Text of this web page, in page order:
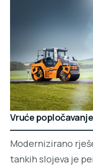
Vruće
Modernizirano
tankih slojeva je